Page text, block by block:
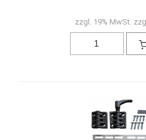
zzgl. 19% MwSt.